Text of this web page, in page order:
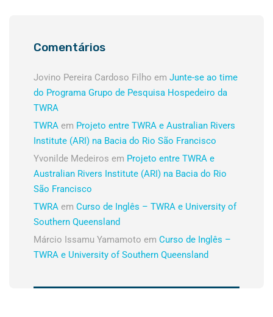
Comentários
Jovino Pereira Cardoso Filho em Junte-se ao time
do Programa Grupo de Pesquisa Hospedeiro da
TWRA
TWRA em Projeto entre TWRA e Australian Rivers
Institute (ARI) na Bacia do Rio São Francisco
Yvonilde Medeiros em Projeto entre TWRA e
Australian Rivers Institute (ARI) na Bacia do Rio
São Francisco
TWRA em Curso de Inglês – TWRA e University of
Southern Queensland
Márcio Issamu Yamamoto em Curso de Inglês –
TWRA e University of Southern Queensland